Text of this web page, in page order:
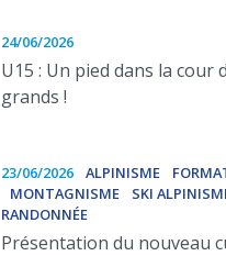
24/06/2026
U15 : Un pied dans la cour
grands !
23/06/2026 ALPINISME
MONTAGNISME
SKI
RANDONNÉE
Présentation du nouveau